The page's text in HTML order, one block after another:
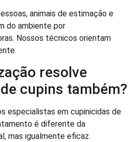
animais de estimação e
do ambiente por
Nossos técnicos orientam
resolve
cupins também?
especialistas em cupinicidas de
é diferente da
mas igualmente eficaz.